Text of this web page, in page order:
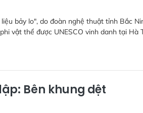
bảy lo", do đoàn nghệ thuật tỉnh Bắc
vật thể được UNESCO vinh danh tại Hà
Bên khung dệt